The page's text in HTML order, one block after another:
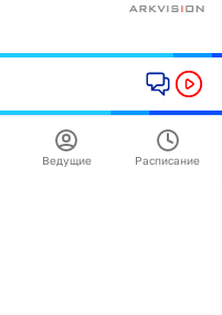
Ведущие Расписание